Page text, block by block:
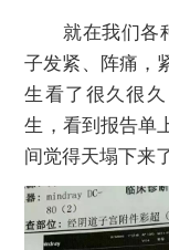
就在我们各种
子发紧、阵痛，
生看了很久很
生，看到报告单
间觉得天塌下